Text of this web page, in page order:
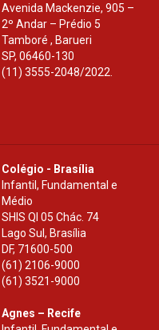
Avenida Mackenzie, 905 –
2º Andar – Prédio 5
Tamboré , Barueri
SP, 06460-130
(11) 3555-2048/2022.
Colégio - Brasília
Infantil, Fundamental e
Médio
SHIS Ql 05 Chác. 74
Lago Sul, Brasília
DF, 71600-500
(61) 2106-9000
(61) 3521-9000
Agnes – Recife